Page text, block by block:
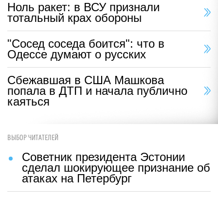
Ноль ракет: в ВСУ признали
тотальный крах обороны
"Сосед соседа боится": что в
Одессе думают о русских
Сбежавшая в США Машкова
попала в ДТП и начала публично
каяться
ВЫБОР ЧИТАТЕЛЕЙ
Советник президента Эстонии
сделал шокирующее признание об
атаках на Петербург